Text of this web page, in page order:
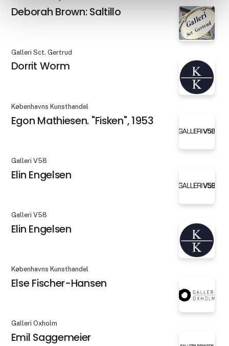
Deborah Brown: Saltillo
Galleri Sct. Gertrud
Dorrit Worm
Københavns Kunsthandel
Egon Mathiesen. "Fisken", 1953
Galleri V58
Elin Engelsen
Galleri V58
Elin Engelsen
Københavns Kunsthandel
Else Fischer-Hansen
Galleri Oxholm
Emil Saggemeier